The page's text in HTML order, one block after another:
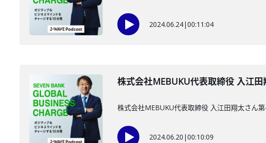
2024.06.24|00:11:04
株式会社MEBUKU代表取締役 入江
株式会社MEBUKU代表取締役 入江田翔太さん
2024.06.20 |00:10:09